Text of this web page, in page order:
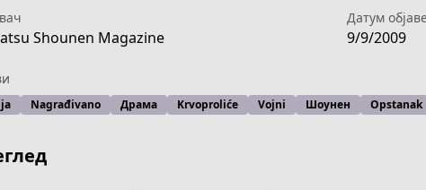
Shounen Magazine
Датум
9/9/2009
Nagrađivano Драма Krvoproliće Vojni Шоунен Opstanak